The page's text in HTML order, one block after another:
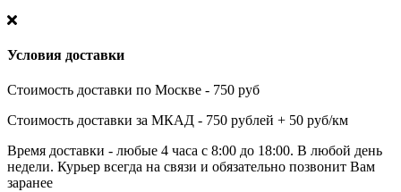
Условия доставки
Стоимость доставки по Москве - 750 руб
Стоимость доставки за МКАД - 750 рублей + 50 руб/км
Время доставки - любые 4 часа с 8:00 до 18:00. В любой день
недели. Курьер всегда на связи и обязательно позвонит Вам
заранее